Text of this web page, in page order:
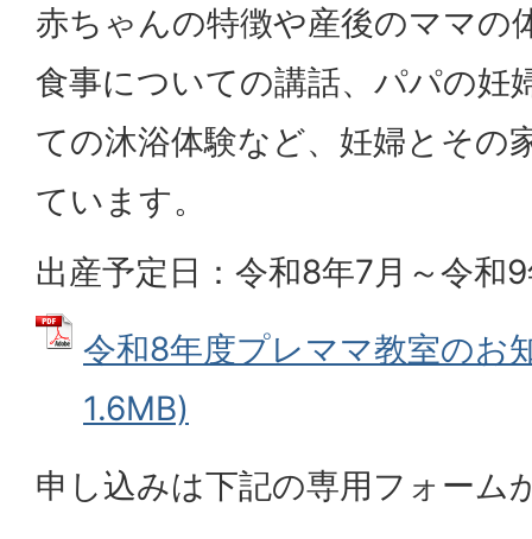
赤ちゃんの特徴や産後のママの
食事についての講話、パパの妊
ての沐浴体験など、妊婦とその
ています。
出産予定日：令和8年7月～令和
令和8年度プレママ教室のお
1.6MB)
申し込みは下記の専用フォーム